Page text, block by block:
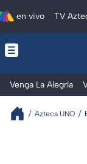
en vivo TV
Venga La Alegría
Azteca UNO